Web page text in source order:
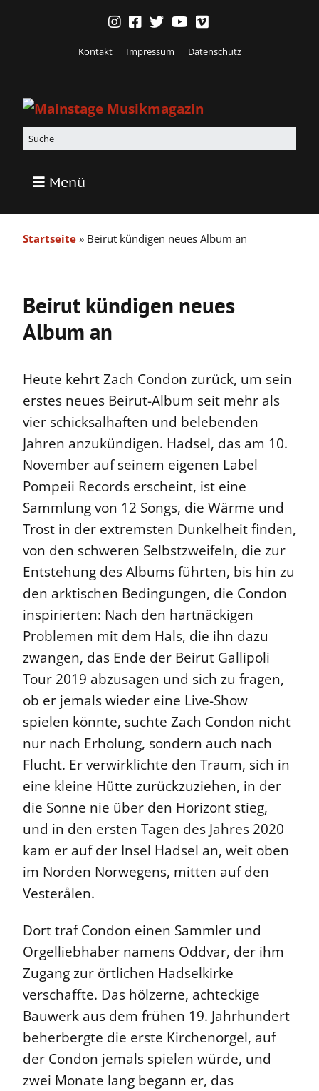
Kontakt Impressum Datenschutz
Menü
Startseite » Beirut kündigen neues Album an
Beirut kündigen neues
Album an
Heute kehrt Zach Condon zurück, um sein
erstes neues Beirut-Album seit mehr als
vier schicksalhaften und belebenden
Jahren anzukündigen. Hadsel, das am 10.
November auf seinem eigenen Label
Pompeii Records erscheint, ist eine
Sammlung von 12 Songs, die Wärme und
Trost in der extremsten Dunkelheit finden,
von den schweren Selbstzweifeln, die zur
Entstehung des Albums führten, bis hin zu
den arktischen Bedingungen, die Condon
inspirierten: Nach den hartnäckigen
Problemen mit dem Hals, die ihn dazu
zwangen, das Ende der Beirut Gallipoli
Tour 2019 abzusagen und sich zu fragen,
ob er jemals wieder eine Live-Show
spielen könnte, suchte Zach Condon nicht
nur nach Erholung, sondern auch nach
Flucht. Er verwirklichte den Traum, sich in
eine kleine Hütte zurückzuziehen, in der
die Sonne nie über den Horizont stieg,
und in den ersten Tagen des Jahres 2020
kam er auf der Insel Hadsel an, weit oben
im Norden Norwegens, mitten auf den
Vesterålen.
Dort traf Condon einen Sammler und
Orgelliebhaber namens Oddvar, der ihm
Zugang zur örtlichen Hadselkirke
verschaffte. Das hölzerne, achteckige
Bauwerk aus dem frühen 19. Jahrhundert
beherbergte die erste Kirchenorgel, auf
der Condon jemals spielen würde, und
zwei Monate lang begann er, das